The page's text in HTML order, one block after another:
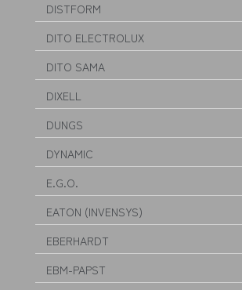
DISTFORM
DITO ELECTROLUX
DITO SAMA
DIXELL
DUNGS
DYNAMIC
E.G.O.
EATON (INVENSYS)
EBERHARDT
EBM-PAPST